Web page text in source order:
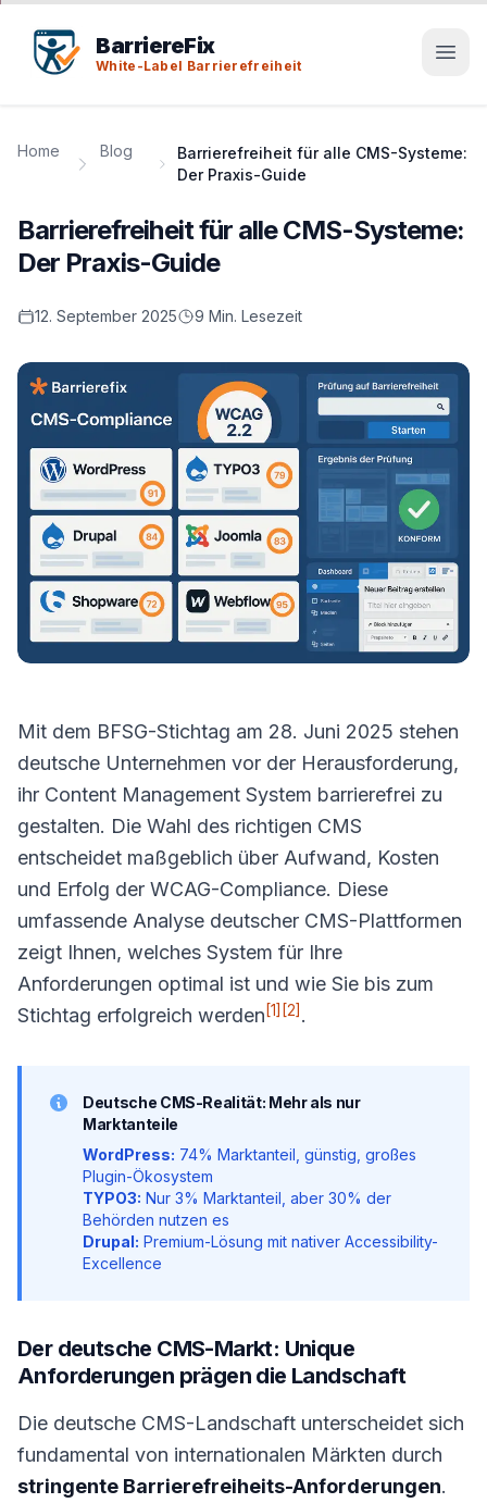
BarriereFix
White-Label Barrierefreiheit
Home Blog
Barrierefreiheit für alle CMS-Systeme:
Der Praxis-Guide
Barrierefreiheit für alle CMS-Systeme:
Der Praxis-Guide
12. September 2025 9 Min. Lesezeit
Mit dem BFSG-Stichtag am 28. Juni 2025 stehen
deutsche Unternehmen vor der Herausforderung,
ihr Content Management System barrierefrei zu
gestalten. Die Wahl des richtigen CMS
entscheidet maßgeblich über Aufwand, Kosten
und Erfolg der WCAG-Compliance. Diese
umfassende Analyse deutscher CMS-Plattformen
zeigt Ihnen, welches System für Ihre
Anforderungen optimal ist und wie Sie bis zum
Stichtag erfolgreich werden [1] [2] .
Deutsche CMS-Realität: Mehr als nur
Marktanteile
WordPress: 74% Marktanteil, günstig, großes
Plugin-Ökosystem
TYPO3: Nur 3% Marktanteil, aber 30% der
Behörden nutzen es
Drupal: Premium-Lösung mit nativer Accessibility-
Excellence
Der deutsche CMS-Markt: Unique
Anforderungen prägen die Landschaft
Die deutsche CMS-Landschaft unterscheidet sich
fundamental von internationalen Märkten durch
stringente Barrierefreiheits-Anforderungen.